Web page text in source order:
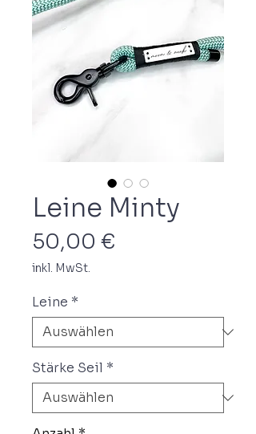
Leine Minty
50,00 €
inkl. MwSt.
Leine *
Stärke Seil *